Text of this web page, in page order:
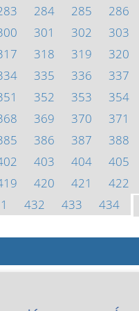
284 285 286
301 302 303
318 319 320
335 336 337
352 353 354
369 370 371
386 387 388
403 404 405
420 421 422
432 433 434